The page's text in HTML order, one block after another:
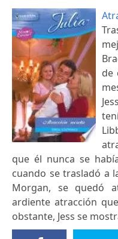
de
que él nunca se
cuando se trasladó a
Morgan, se quedó
ardiente atracción
obstante, Jess se